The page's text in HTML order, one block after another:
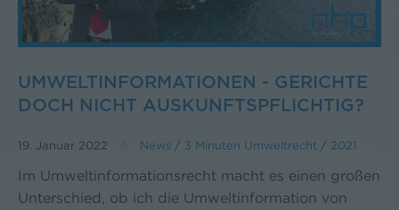
UMWELTINFORMATIONEN - GERICHTE
DOCH NICHT AUSKUNFTSPFLICHTIG?
19. Januar 2022 News / 3 Minuten Umweltrecht / 2021
Im Umweltinformationsrecht macht es einen großen
Unterschied, ob ich die Umweltinformation von